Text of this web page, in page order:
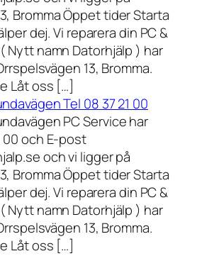
Bromma Öppet tider Starta
dej. Vi reparera din PC &
Nytt namn Datorhjälp ) har
13, Bromma.
Låt oss […]
Tel 08 37 21 00
PC Service har
00 och E-post
och vi ligger på
Bromma Öppet tider Starta
dej. Vi reparera din PC &
Nytt namn Datorhjälp ) har
13, Bromma.
Låt oss […]